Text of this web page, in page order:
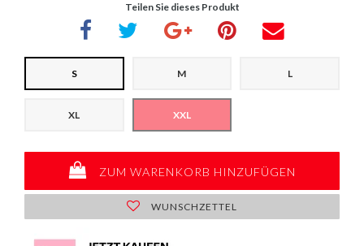
Teilen Sie dieses Produkt
S M L
XL XXL
ZUM WARENKORB HINZUFÜGEN
WUNSCHZETTEL